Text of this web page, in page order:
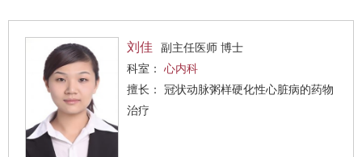
刘佳
副主任医师 博士
科室： 心内科
擅长： 冠状动脉粥样硬化性心脏病的药物
治疗